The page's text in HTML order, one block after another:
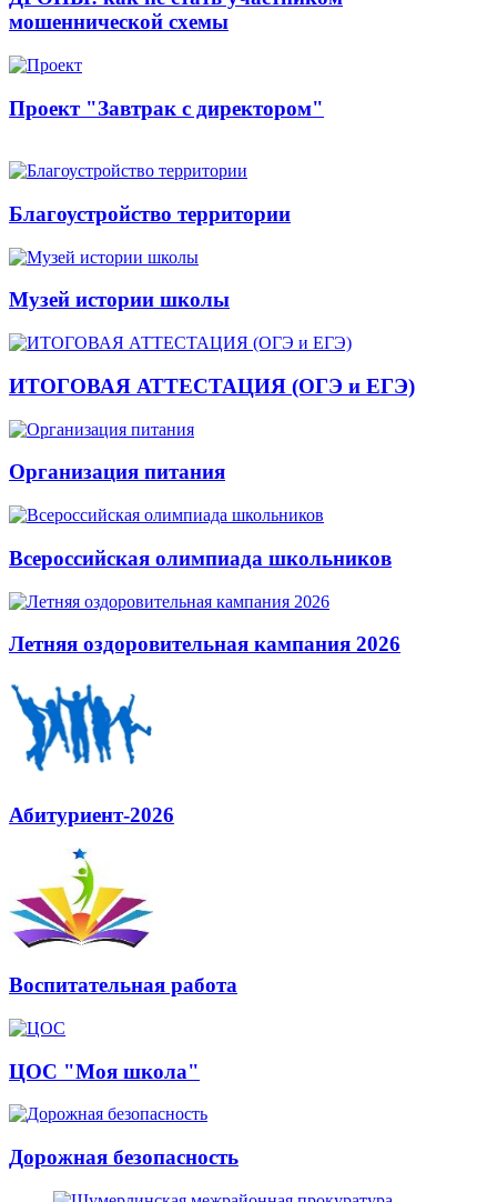
мошеннической схемы
Проект "Завтрак с директором"
Благоустройство территории
Музей истории школы
ИТОГОВАЯ АТТЕСТАЦИЯ (ОГЭ и ЕГЭ)
Организация питания
Всероссийская олимпиада школьников
Летняя оздоровительная кампания 2026
Абитуриент-2026
Воспитательная работа
ЦОС "Моя школа"
Дорожная безопасность